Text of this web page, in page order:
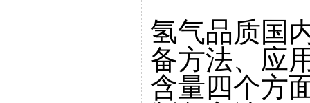
氢气品质国
备方法、应
含量四个方